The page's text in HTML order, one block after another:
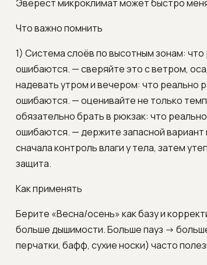
Эверест микроклимат может быстро
Что важно помнить
1) Система слоёв по высотным зонам:
ошибаются. — сверяйте это с ветром,
надевать утром и вечером: что реально
ошибаются. — оценивайте не только
обязательно брать в рюкзак: что
ошибаются. — держите запасной вариант
сначала контроль влаги у тела, затем
защита.
Как применять
Берите «Весна/осень» как базу и
больше дышимости. Больше пауз ->
перчатки, бафф, сухие носки) часто